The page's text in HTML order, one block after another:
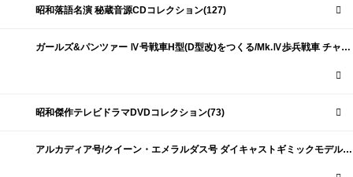
昭和落語名演 秘蔵音源CDコレクション(127)
ガールズ&パンツァー Ⅳ号戦車H型(D型改)をつくる/Mk.Ⅳ歩兵戦車 チャーチルMk.Ⅶをつくる(191)
昭和傑作テレビドラマDVDコレクション(73)
アルカディア号/クイーン・エメラルダス号 ダイキャストギミックモデルをつくる(159)